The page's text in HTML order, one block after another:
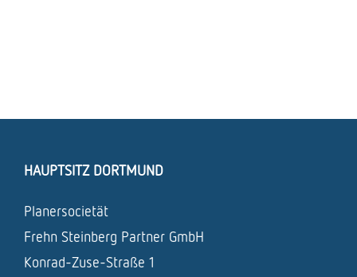
HAUPTSITZ DORTMUND
Planersocietät
Frehn Steinberg Partner GmbH
Konrad-Zuse-Straße 1